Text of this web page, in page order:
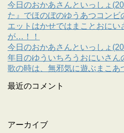
今日のおかあさんといっしょ
た』でほのぼのゆうあつコン
エットはかせではまことおにい
が…！！
今日のおかあさんといっしょ
年目のゆういちろうおにいさ
歌の時は、無邪気に遊ぶまこあ
最近のコメント
アーカイブ